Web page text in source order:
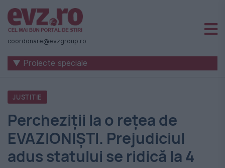
Știri
naționale
internaționale
România
-
Evenimentul
Zilei
coordonare@evzgroup.ro
▼ Proiecte speciale
JUSTITIE
Percheziții la o rețea de
EVAZIONIȘTI. Prejudiciul
adus statului se ridică la 4